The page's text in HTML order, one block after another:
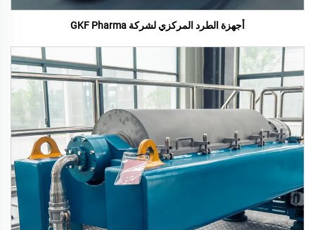
أجهزة الطرد المركزي لشركة GKF Pharma